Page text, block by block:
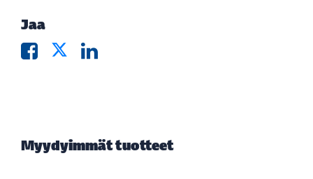
Jaa
Myydyimmät tuotteet